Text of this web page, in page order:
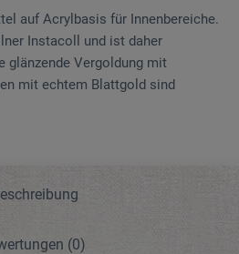
auf Acrylbasis für Innenbereiche.
Instacoll und ist daher
glänzende Vergoldung mit
mit echtem Blattgold sind
(0)